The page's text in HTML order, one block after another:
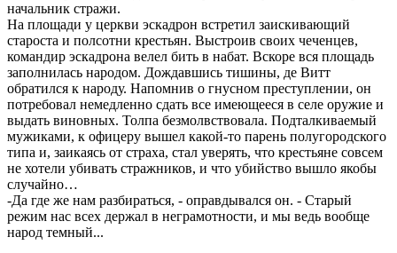
начальник стражи.
На площади у церкви эскадрон встретил заискивающий
староста и полсотни крестьян. Выстроив своих чеченцев,
командир эскадрона велел бить в набат. Вскоре вся площадь
заполнилась народом. Дождавшись тишины, де Витт
обратился к народу. Напомнив о гнусном преступлении, он
потребовал немедленно сдать все имеющееся в селе оружие и
выдать виновных. Толпа безмолвствовала. Подталкиваемый
мужиками, к офицеру вышел какой-то парень полугородского
типа и, заикаясь от страха, стал уверять, что крестьяне совсем
не хотели убивать стражников, и что убийство вышло якобы
случайно…
-Да где же нам разбираться, - оправдывался он. - Старый
режим нас всех держал в неграмотности, и мы ведь вообще
народ темный...